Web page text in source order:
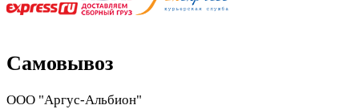
Самовывоз
ООО "Аргус-Альбион"